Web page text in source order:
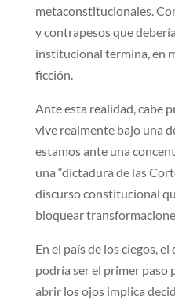
metaconstitucionales.
y contrapesos que
institucional termina, en
ficción.
Ante esta realidad, cabe
vive realmente bajo una
estamos ante una
una “dictadura de las
discurso constitucional
bloquear
En el país de los ciegos,
podría ser el primer paso
abrir los ojos implica